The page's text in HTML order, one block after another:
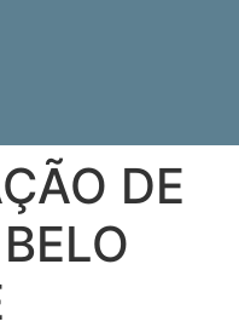
DE